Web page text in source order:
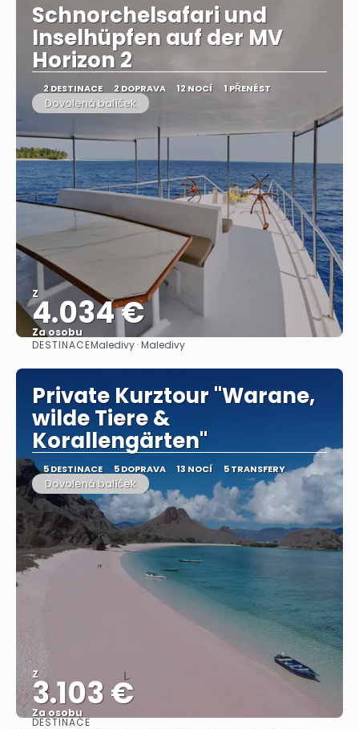
Schnorchelsafari und
Inselhüpfen auf der MV
Horizon 2
2 DESTINACE 2 DOPRAVA 12 NOCÍ 1 PŘENÉST
Dovolená balíček
Z
4.034 €
Za osobu
Zobrazit
DESTINACEMaledivy · Maledivy
Private Kurztour "Warane,
wilde Tiere &
Korallengärten"
5 DESTINACE 5 DOPRAVA 13 NOCÍ 5 TRANSFERY
Dovolená balíček
Z
3.103 €
Za osobu
DESTINACE